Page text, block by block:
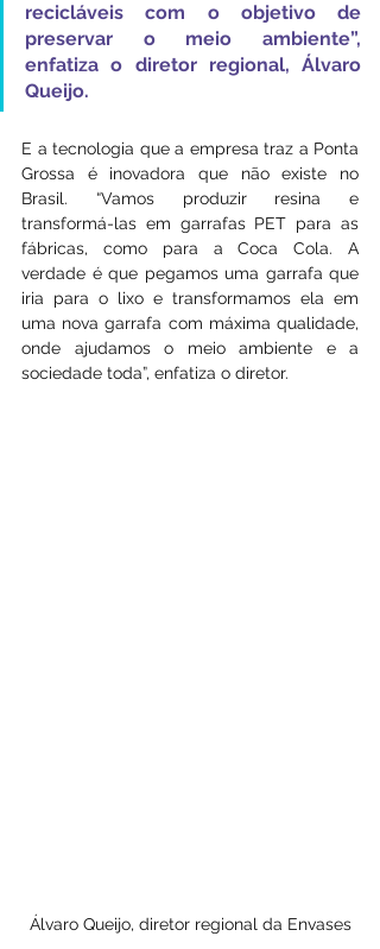
recicláveis com o objetivo de
preservar o meio ambiente”,
enfatiza o diretor regional, Álvaro
Queijo.
E a tecnologia que a empresa traz a Ponta
Grossa é inovadora que não existe no
Brasil. “Vamos produzir resina e
transformá-las em garrafas PET para as
fábricas, como para a Coca Cola. A
verdade é que pegamos uma garrafa que
iria para o lixo e transformamos ela em
uma nova garrafa com máxima qualidade,
onde ajudamos o meio ambiente e a
sociedade toda”, enfatiza o diretor.
Álvaro Queijo, diretor regional da Envases